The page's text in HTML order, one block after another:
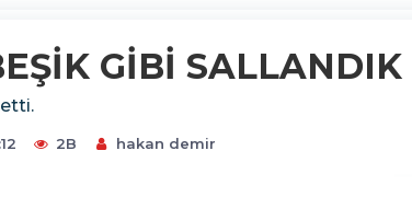
GİBİ SALLANDIK
2B hakan demir